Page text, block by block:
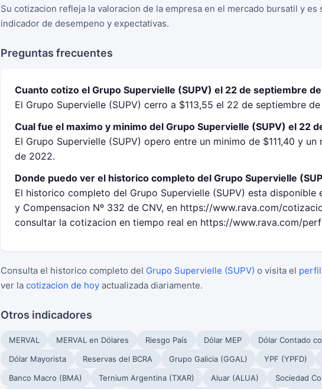
Su cotizacion refleja la valoracion de la empresa en el mercado bursatil y
indicador de desempeno y expectativas.
Preguntas frecuentes
Cuanto cotizo el Grupo Supervielle (SUPV) el 22 de septiembre
El Grupo Supervielle (SUPV) cerro a $113,55 el 22 de septiembre
Cual fue el maximo y minimo del Grupo Supervielle (SUPV) el 22
El Grupo Supervielle (SUPV) opero entre un minimo de $111,40 y
de 2022.
Donde puedo ver el historico completo del Grupo Supervielle
El historico completo del Grupo Supervielle (SUPV) esta disponible
y Compensacion Nº 332 de CNV, en https://www.rava.com/
consultar la cotizacion en tiempo real en https://www.rava.com/
Consulta el historico completo del Grupo Supervielle (SUPV) o visita el
ver la cotizacion de hoy actualizada diariamente.
Otros indicadores
MERVAL MERVAL en Dólares Riesgo País Dólar MEP Dólar Contado
Dólar Mayorista
Reservas del BCRA Grupo Galicia (GGAL) YPF (YPFD)
Banco Macro (BMA)
Ternium Argentina (TXAR) Aluar (ALUA) Sociedad